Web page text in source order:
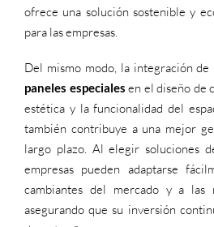
ofrece una solución sostenible y
para las empresas.
Del mismo modo, la integración de
paneles especiales en el diseño de
estética y la funcionalidad del
también contribuye a una mejor
largo plazo. Al elegir soluciones
empresas pueden adaptarse
cambiantes del mercado y a las
asegurando que su inversión